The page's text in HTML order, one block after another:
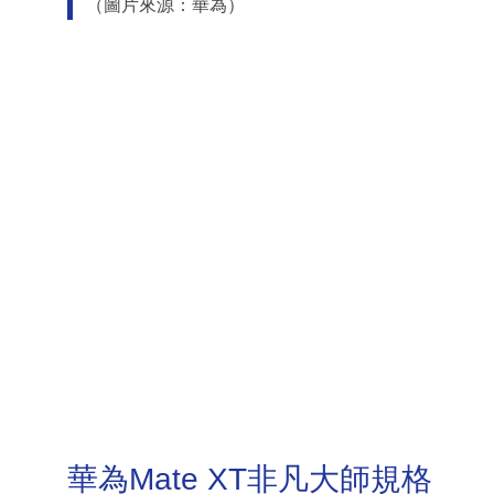
（圖片來源：華為）
華為Mate XT非凡大師規格